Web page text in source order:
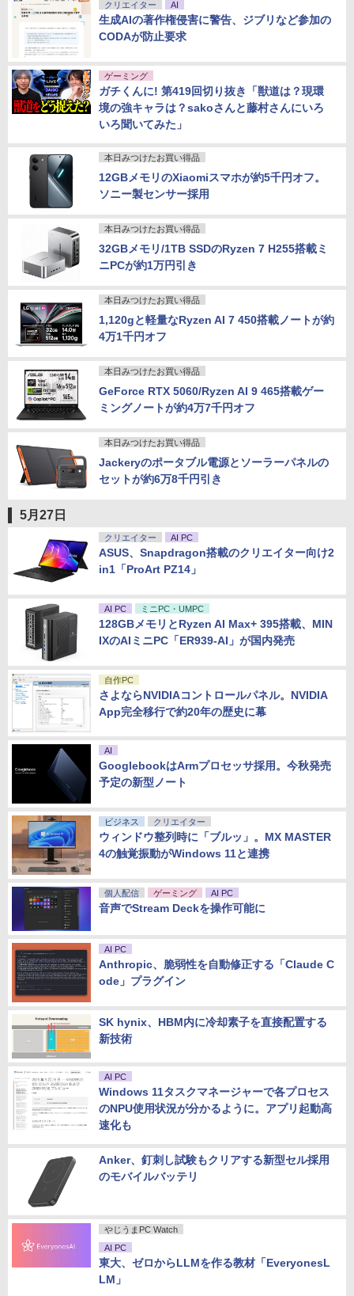
クリエイター AI
生成AIの著作権侵害に警告、ジブリなど参加の
CODAが防止要求
ゲーミング
ガチくんに! 第419回切り抜き「獣道は？現環
境の強キャラは？sakoさんと藤村さんにいろ
いろ聞いてみた」
本日みつけたお買い得品
12GBメモリのXiaomiスマホが約5千円オフ。
ソニー製センサー採用
本日みつけたお買い得品
32GBメモリ/1TB SSDのRyzen 7 H255搭載ミ
ニPCが約1万円引き
本日みつけたお買い得品
1,120gと軽量なRyzen AI 7 450搭載ノートが約
4万1千円オフ
本日みつけたお買い得品
GeForce RTX 5060/Ryzen AI 9 465搭載ゲー
ミングノートが約4万7千円オフ
本日みつけたお買い得品
Jackeryのポータブル電源とソーラーパネルの
セットが約6万8千円引き
5月27日
クリエイター AI PC
ASUS、Snapdragon搭載のクリエイター向け2
in1「ProArt PZ14」
AI PC ミニPC・UMPC
128GBメモリとRyzen AI Max+ 395搭載、MIN
IXのAIミニPC「ER939-AI」が国内発売
自作PC
さよならNVIDIAコントロールパネル。NVIDIA
App完全移行で約20年の歴史に幕
AI
GooglebookはArmプロセッサ採用。今秋発売
予定の新型ノート
ビジネス クリエイター
ウィンドウ整列時に「ブルッ」。MX MASTER
4の触覚振動がWindows 11と連携
個人配信 ゲーミング AI PC
音声でStream Deckを操作可能に
AI PC
Anthropic、脆弱性を自動修正する「Claude C
ode」プラグイン
SK hynix、HBM内に冷却素子を直接配置する
新技術
AI PC
Windows 11タスクマネージャーで各プロセス
のNPU使用状況が分かるように。アプリ起動高
速化も
Anker、釘刺し試験もクリアする新型セル採用
のモバイルバッテリ
やじうまPC Watch
AI PC
東大、ゼロからLLMを作る教材「EveryonesL
LM」